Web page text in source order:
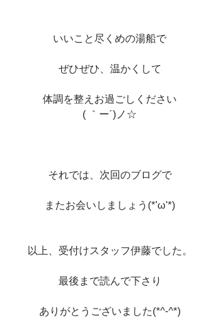
いいこと尽くめの湯船で
ぜひぜひ、温かくして
体調を整えお過ごしください
( ｀ー´)ノ☆
それでは、次回のブログで
またお会いしましょう(*'ω'*)
以上、受付けスタッフ伊藤でした。
最後まで読んで下さり
ありがとうございました(*^-^*)